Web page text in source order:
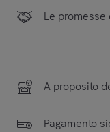
Le promesse
A proposito
Pagamento